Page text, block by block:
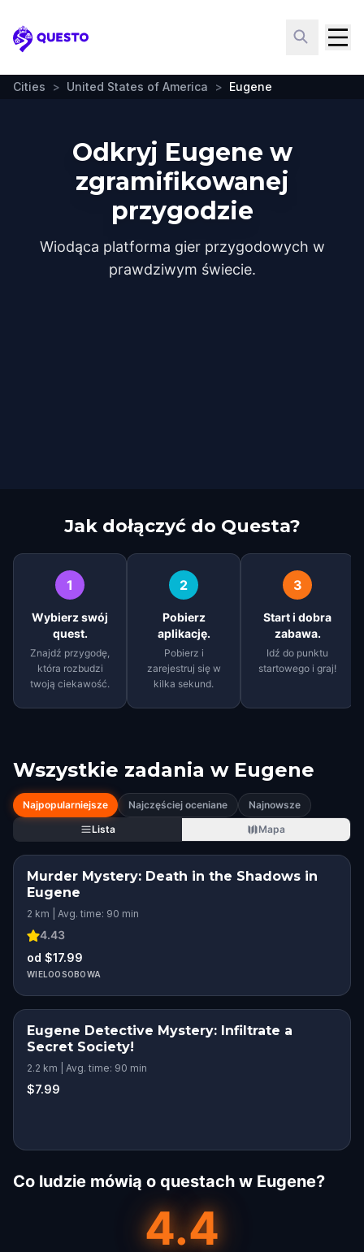
Questo
Cities > United States of America > Eugene
Odkryj Eugene w
zgramifikowanej
przygodzie
Wiodąca platforma gier przygodowych w
prawdziwym świecie.
Jak dołączyć do Questa?
1
Wybierz swój
quest.
Znajdź przygodę,
która rozbudzi
twoją ciekawość.
2
Pobierz
aplikację.
Pobierz i
zarejestruj się w
kilka sekund.
3
Start i dobra
zabawa.
Idź do punktu
startowego i graj!
Wszystkie zadania w Eugene
Najpopularniejsze Najczęściej oceniane
Najnowsze
Lista
Mapa
Murder Mystery: Death in the Shadows in
Eugene
2 km | Avg. time: 90 min
4.43
od $17.99
WIELOOSOBOWA
Eugene Detective Mystery: Infiltrate a
Secret Society!
2.2 km | Avg. time: 90 min
$7.99
Co ludzie mówią o questach w Eugene?
4.4